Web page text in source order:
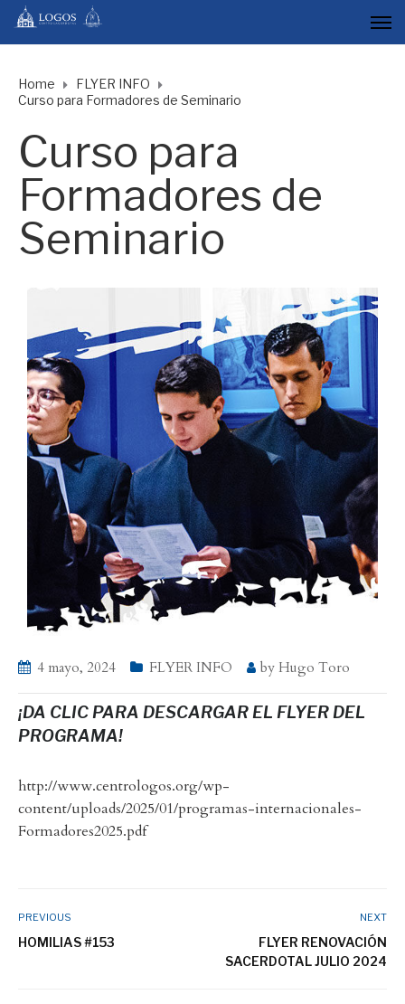
Home
FLYER INFO
Curso para Formadores de Seminario
Curso para
Formadores de
Seminario
4 mayo, 2024 FLYER INFO by Hugo Toro
¡DA CLIC PARA DESCARGAR EL FLYER DEL
PROGRAMA!
http://www.centrologos.org/wp-
content/uploads/2025/01/programas-internacionales-
Formadores2025.pdf
PREVIOUS
HOMILIAS #153
NEXT
FLYER RENOVACIÓN
SACERDOTAL JULIO 2024